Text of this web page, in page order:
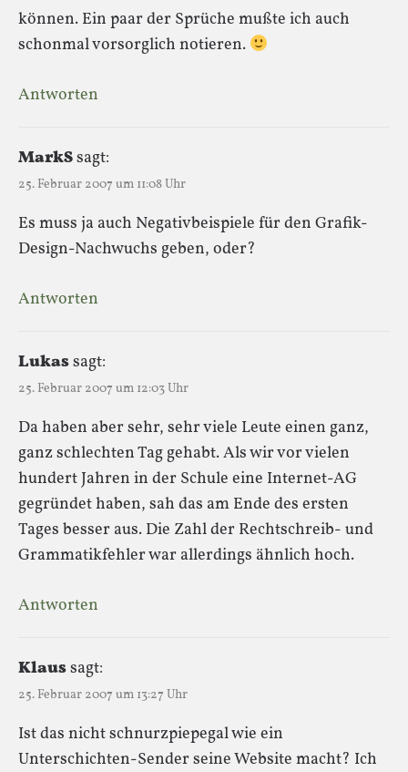
können. Ein paar der Sprüche mußte ich auch
schonmal vorsorglich notieren.
Antworten
MarkSsagt:
25. Februar 2007 um 11:08 Uhr
Es muss ja auch Negativbeispiele für den Grafik-
Design-Nachwuchs geben, oder?
Antworten
Lukassagt:
25. Februar 2007 um 12:03 Uhr
Da haben aber sehr, sehr viele Leute einen ganz,
ganz schlechten Tag gehabt. Als wir vor vielen
hundert Jahren in der Schule eine Internet-AG
gegründet haben, sah das am Ende des ersten
Tages besser aus. Die Zahl der Rechtschreib- und
Grammatikfehler war allerdings ähnlich hoch.
Antworten
Klaussagt:
25. Februar 2007 um 13:27 Uhr
Ist das nicht schnurzpiepegal wie ein
Unterschichten-Sender seine Website macht? Ich